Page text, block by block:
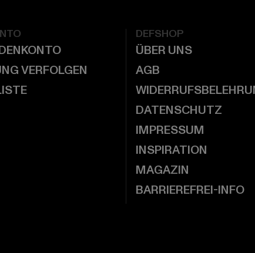
VERFOLGEN
DEFSHOP
ÜBER UNS
AGB
DATENSCHUTZ
IMPRESSUM
INSPIRATION
MAGAZIN
BARRIEREFREI-INFO